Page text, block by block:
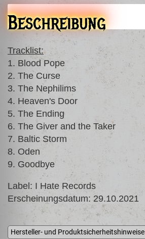
Beschreibung
Tracklist:
1. Blood Pope
2. The Curse
3. The Nephilims
4. Heaven's Door
5. The Ending
6. The Giver and the Taker
7. Baltic Storm
8. Oden
9. Goodbye
Label: I Hate Records
Erscheinungsdatum: 29.10.2021
Hersteller- und Produktsicherheitshinweise